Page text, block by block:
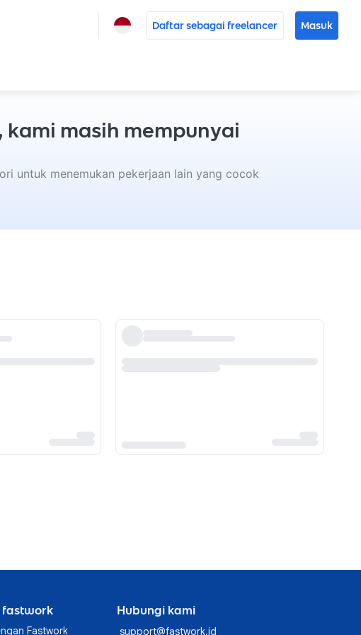
Daftar sebagai freelancer Masuk
masih mempunyai
untuk menemukan pekerjaan lain yang cocok
Fastwork
Hubungi kami
support@fastwork.id